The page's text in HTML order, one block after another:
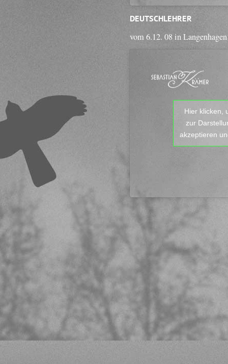
DEUTSCHLEHRER
vom 6.12. 08 in Langenhagen
Hier klicken,
zur
akzeptieren